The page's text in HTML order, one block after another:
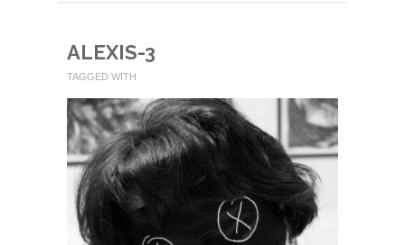
ALEXIS-3
TAGGED WITH